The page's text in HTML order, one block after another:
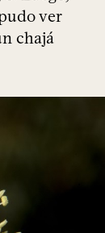
ver
chajá